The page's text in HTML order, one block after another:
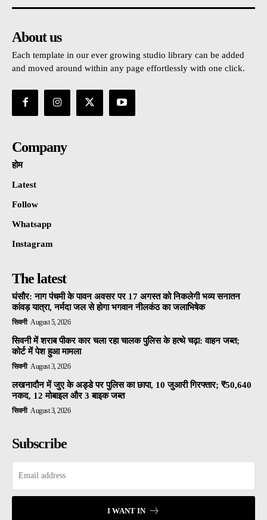
About us
Each template in our ever growing studio library can be added
and moved around within any page effortlessly with one click.
Company
होम
Latest
Follow
Whatsapp
Instagram
The latest
घंसौर: नाग पंचमी के पावन अवसर पर 17 अगस्त को निकलेगी भव्य सनातन
कांवड़ यात्रा, नर्मदा जल से होगा भगवान नीलकंठ का जलाभिषेक
सिवनी August 5, 2026
सिवनी में शराब पीकर कार चला रहा चालक पुलिस के हत्थे चढ़ा: वाहन जब्त;
कोर्ट में पेश हुआ मामला
सिवनी August 3, 2026
लखनादौन में जुए के अड्डे पर पुलिस का छापा, 10 जुआरी गिरफ्तार; ₹50,640
नकद, 12 मोबाइल और 3 बाइक जब्त
सिवनी August 3, 2026
Subscribe
I WANT IN